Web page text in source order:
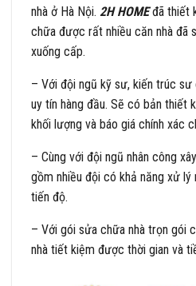
nhà ở Hà Nội. 2H HOMEđã thiết
chữa được rất nhiều căn nhà đã
xuống cấp.
– Với đội ngũ kỹ sư, kiến trúc sư
uy tín hàng đầu. Sẽ có bản thiết
khối lượng và báo giá chính xác
– Cùng với đội ngũ nhân công
gồm nhiều đội có khả năng xử lý
tiến độ.
– Với gói sửa chữa nhà trọn gói
nhà tiết kiệm được thời gian và